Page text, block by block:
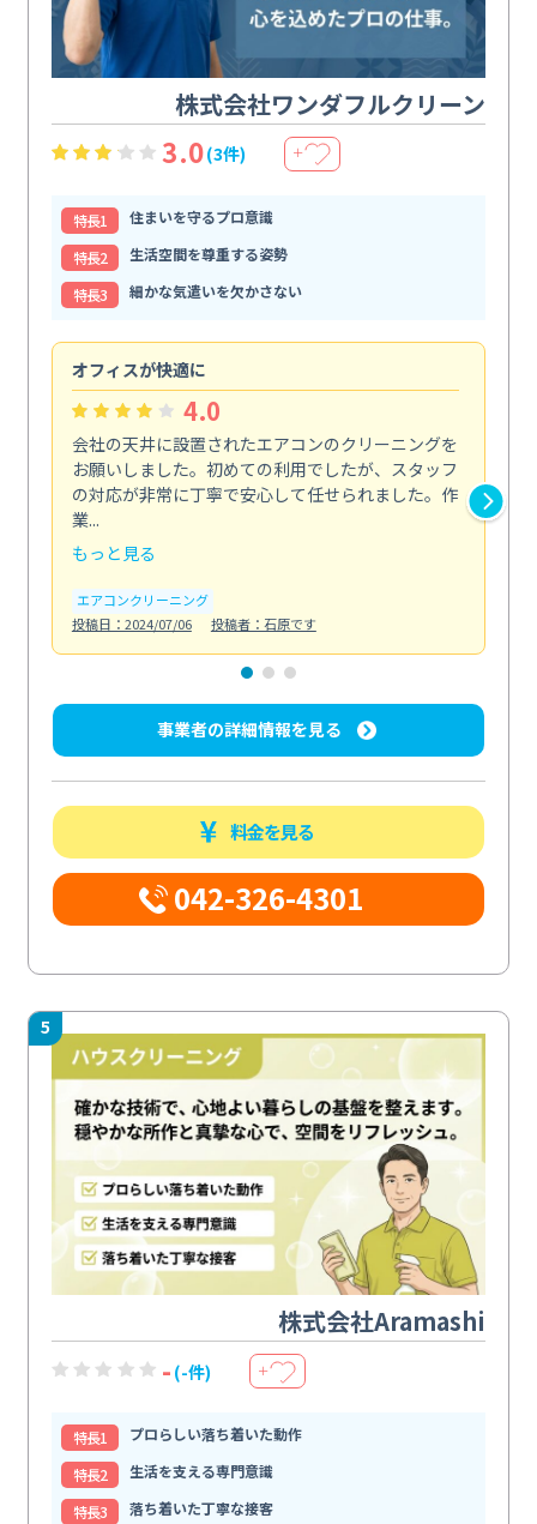
株式会社ワンダフルクリーン
3.0(3件) ＋
特⻑1
住まいを守るプロ意識
特⻑2
生活空間を尊重する姿勢
特⻑3
細かな気遣いを欠かさない
オフィスが快適に
4.0
会社の天井に設置されたエアコンのクリーニングを
お願いしました。初めての利用でしたが、スタッフ
の対応が非常に丁寧で安心して任せられました。作
業...
もっと見る
エアコンクリーニング
投稿日：2024/07/06
投稿者：石原です
事業者の詳細情報を見る
料金を見る
042-326-4301
5
株式会社Aramashi
- (-件) ＋
特⻑1
プロらしい落ち着いた動作
特⻑2
生活を支える専門意識
特⻑3
落ち着いた丁寧な接客